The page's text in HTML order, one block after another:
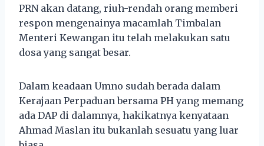
PRN akan datang, riuh-rendah orang memberi
respon mengenainya macamlah Timbalan
Menteri Kewangan itu telah melakukan satu
dosa yang sangat besar.
Dalam keadaan Umno sudah berada dalam
Kerajaan Perpaduan bersama PH yang memang
ada DAP di dalamnya, hakikatnya kenyataan
Ahmad Maslan itu bukanlah sesuatu yang luar